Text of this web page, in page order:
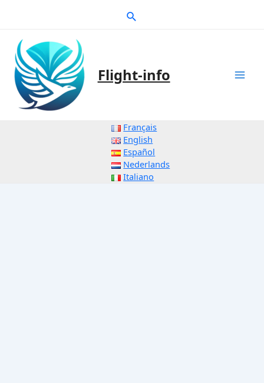
Suche
Flight-info
Français
English
Español
Nederlands
Italiano